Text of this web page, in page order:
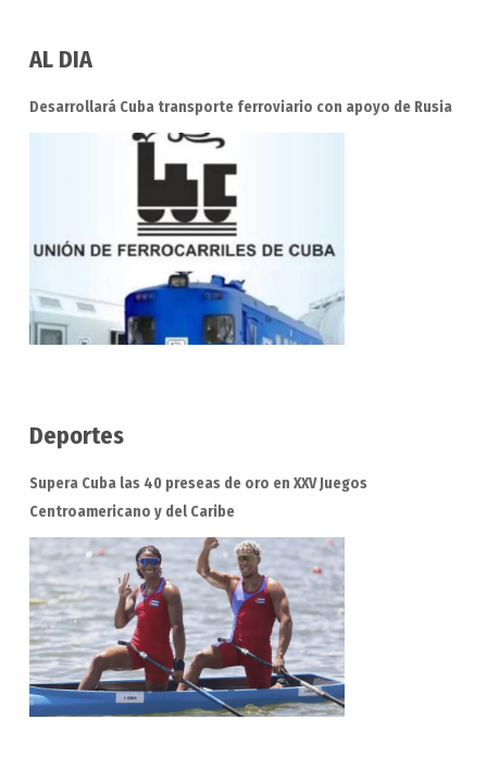
AL DIA
Desarrollará Cuba transporte ferroviario con apoyo de Rusia
Deportes
Supera Cuba las 40 preseas de oro en XXV Juegos
Centroamericano y del Caribe